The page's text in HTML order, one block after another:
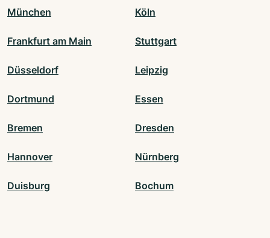
München Köln
Frankfurt am Main Stuttgart
Düsseldorf Leipzig
Dortmund Essen
Bremen Dresden
Hannover Nürnberg
Duisburg Bochum